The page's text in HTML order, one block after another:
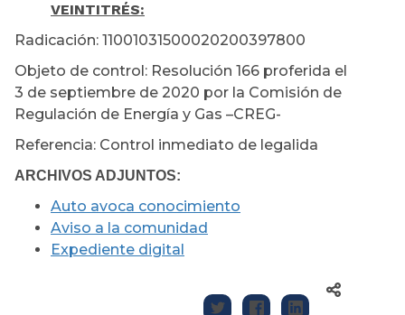
VEINTITRÉS:
Radicación: 11001031500020200397800
Objeto de control: Resolución 166 proferida el
3 de septiembre de 2020 por la Comisión de
Regulación de Energía y Gas –CREG-
Referencia: Control inmediato de legalida
ARCHIVOS ADJUNTOS:
Auto avoca conocimiento
Aviso a la comunidad
Expediente digital